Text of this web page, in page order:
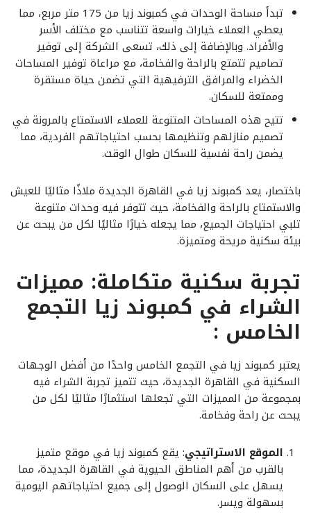
تبدأ مساحة الوحدات في كمبوند زيا من 175 متر مربع، مما
يعطي العملاء خيارات واسعة تتناسب مع مختلف الأسر
والأفراد. وبالإضافة إلى ذلك، تسعى الشركة إلى توفير
تصاميم تتمتع بالراحة والفخامة، مع مراعاة توفير المساحات
الخضراء والمرافق الترفيهية التي تضمن حياة مستقرة
وممتعة للسكان.
تتيح هذه المساحات المتنوعة للعملاء الاستمتاع بالمرونة في
تصميم منازلهم وتنظيمها بحسب احتياجاتهم الفردية، مما
يضمن راحة نفسية للسكان طوال الوقت.
باختصار، يعد كمبوند زيا في القاهرة الجديدة ملاذًا مثاليًا للعيش
والاستمتاع بالراحة والفخامة، حيث تتوفر فيه وحدات متنوعة
تلبي احتياجات الجميع، مما يجعله خيارًا مثاليًا لكل من يبحث عن
بيئة سكنية مريحة ومتميزة.
تجربة سكنية متكاملة: مميزات
الشراء في كمبوند زيا التجمع
الخامس :
يعتبر كمبوند زيا في التجمع الخامس واحدًا من أفضل الوجهات
السكنية في القاهرة الجديدة، حيث تتميز تجربة الشراء فيه
بمجموعة من المميزات التي تجعلها استثمارًا مثاليًا لكل من
يبحث عن راحة وفخامة.
الموقع الاستراتيجي: يقع كمبوند زيا في موقع متميز
بالقرب من أهم المناطق الحيوية في القاهرة الجديدة، مما
يسهل على السكان الوصول إلى جميع احتياجاتهم اليومية
بسهولة ويسر.